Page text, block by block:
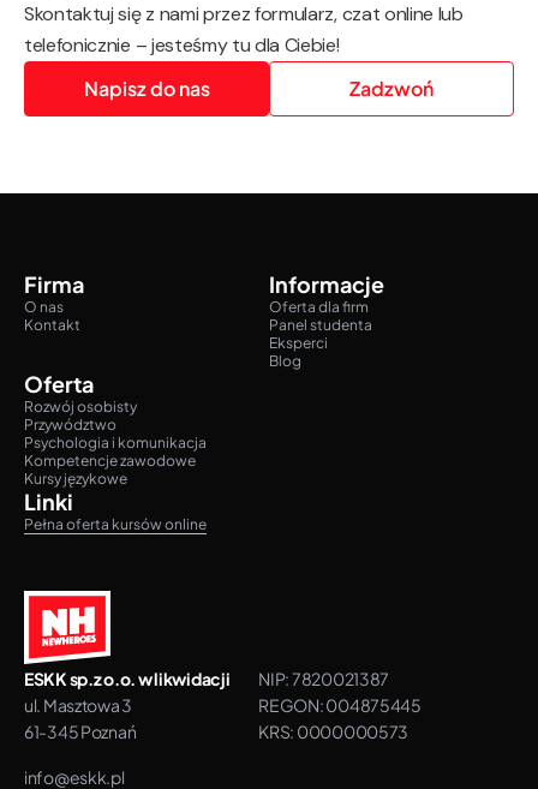
Skontaktuj się z nami przez formularz, czat online lub
telefonicznie – jesteśmy tu dla Ciebie!
Napisz do nas
Zadzwoń
ESKK sp.z o.o. w likwidacji
ul. Masztowa 3
61-345 Poznań
NIP: 7820021387
REGON: 004875445
KRS: 0000000573
info@eskk.pl
Firma
O nas
Kontakt
Informacje
Oferta dla firm
Panel studenta
Eksperci
Blog
Oferta
Rozwój osobisty
Przywództwo
Psychologia i komunikacja
Kompetencje zawodowe
Kursy językowe
Linki
Pełna oferta kursów online